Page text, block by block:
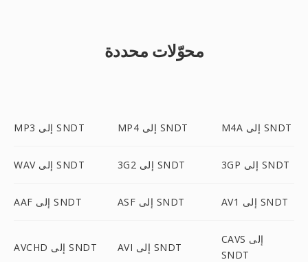
محوّلات محددة
MP3 إلى SNDT MP4 إلى SNDT M4A إلى SNDT
WAV إلى SNDT 3G2 إلى SNDT 3GP إلى SNDT
AAF إلى SNDT ASF إلى SNDT AV1 إلى SNDT
AVCHD إلى SNDT AVI إلى SNDT
CAVS إلى
SNDT